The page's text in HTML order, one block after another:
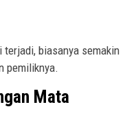
biasanya semakin
pemiliknya.
Mata